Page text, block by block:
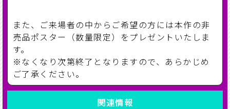
また、ご来場者の中からご希望の方には本作の非
売品ポスター（数量限定）をプレゼントいたしま
す。
※なくなり次第終了となりますので、あらかじめ
ご了承ください。
関連情報